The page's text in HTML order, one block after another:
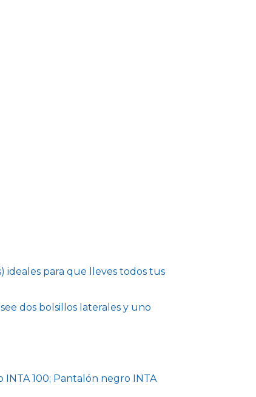
ideales para que lleves todos tus
dos bolsillos laterales y uno
INTA 100; Pantalón negro INTA